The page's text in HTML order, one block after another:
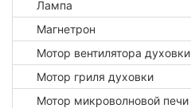
Лампа
Магнетрон
Мотор вентилятора духовки
Мотор гриля духовки
Мотор микроволновой печи